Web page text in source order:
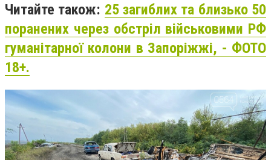
Читайте також: 25 загиблих та близько 50
поранених через обстріл військовими РФ
гуманітарної колони в Запоріжжі, - ФОТО
18+.